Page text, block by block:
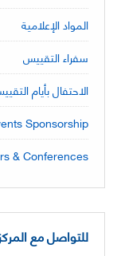
المواد الإعلامية
سفراء التقييس
الاحتفال بأيام
Sponsorship
& Conferences
للتواصل مع